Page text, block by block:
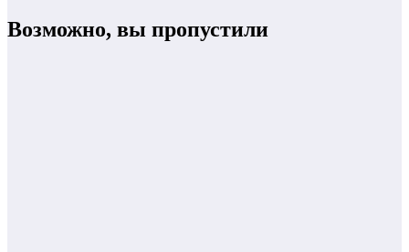
Возможно, вы пропустили